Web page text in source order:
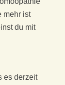
mehr ist
du mit
es derzeit